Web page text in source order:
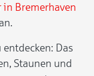
in Bremerhaven
Das
Staunen und